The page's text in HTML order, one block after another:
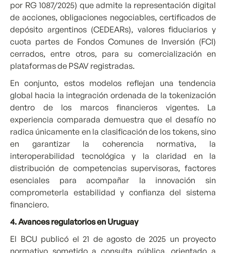
por RG 1087/2025) que admite la representación digital
de acciones, obligaciones negociables, certificados de
depósito argentinos (CEDEARs), valores fiduciarios y
cuota partes de Fondos Comunes de Inversión (FCI)
cerrados, entre otros, para su comercialización en
plataformas de PSAV registradas.
En conjunto, estos modelos reflejan una tendencia
global hacia la integración ordenada de la tokenización
dentro de los marcos financieros vigentes. La
experiencia comparada demuestra que el desafío no
radica únicamente en la clasificación de los tokens, sino
en garantizar la coherencia normativa, la
interoperabilidad tecnológica y la claridad en la
distribución de competencias supervisoras, factores
esenciales para acompañar la innovación sin
comprometerla estabilidad y confianza del sistema
financiero.
4. Avances regulatorios en Uruguay
El BCU publicó el 21 de agosto de 2025 un proyecto
normativo sometido a consulta pública, orientado a